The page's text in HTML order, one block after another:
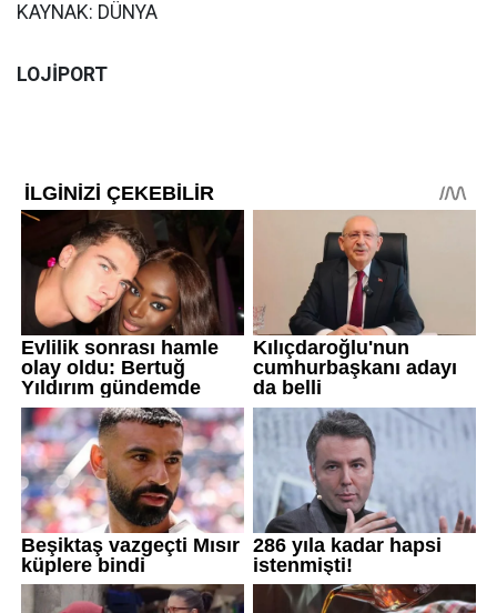
KAYNAK: DÜNYA
LOJİPORT